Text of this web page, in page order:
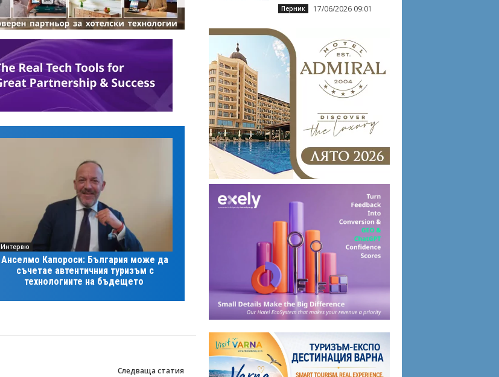
Интервю
Анселмо Капороси: България може да
съчетае автентичния туризъм с
технологиите на бъдещето
Следваща статия
Перник 17/06/2026 09:01